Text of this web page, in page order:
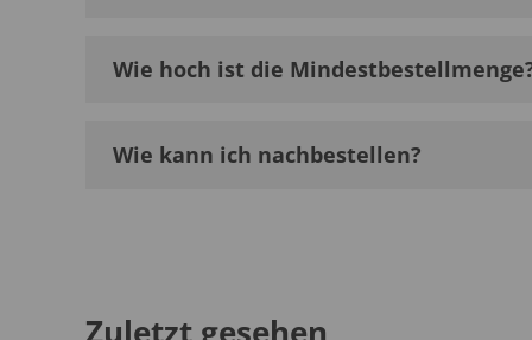
Wie hoch ist die
Wie kann ich nachbestellen?
Zuletzt gesehen